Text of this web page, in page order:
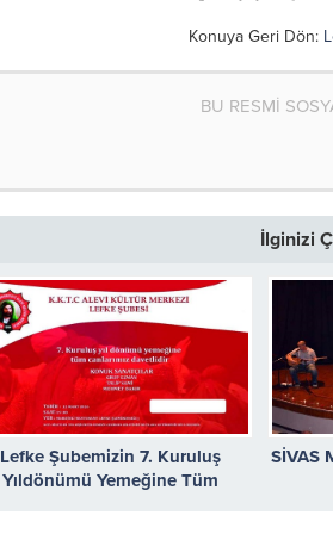
Konuya Geri Dön:
BU RESMİ
İlginizi
Lefke Şubemizin 7. Kuruluş
Yıldönümü Yemeğine Tüm
SİVAS